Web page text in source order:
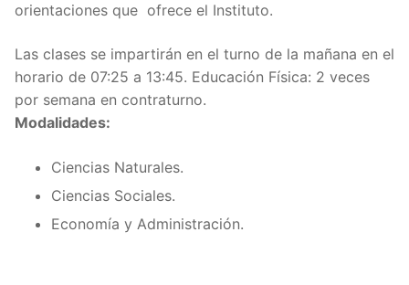
orientaciones que ofrece el Instituto.
Las clases se impartirán en el turno de la mañana en el
horario de 07:25 a 13:45. Educación Física: 2 veces
por semana en contraturno.
Modalidades:
Ciencias Naturales.
Ciencias Sociales.
Economía y Administración.